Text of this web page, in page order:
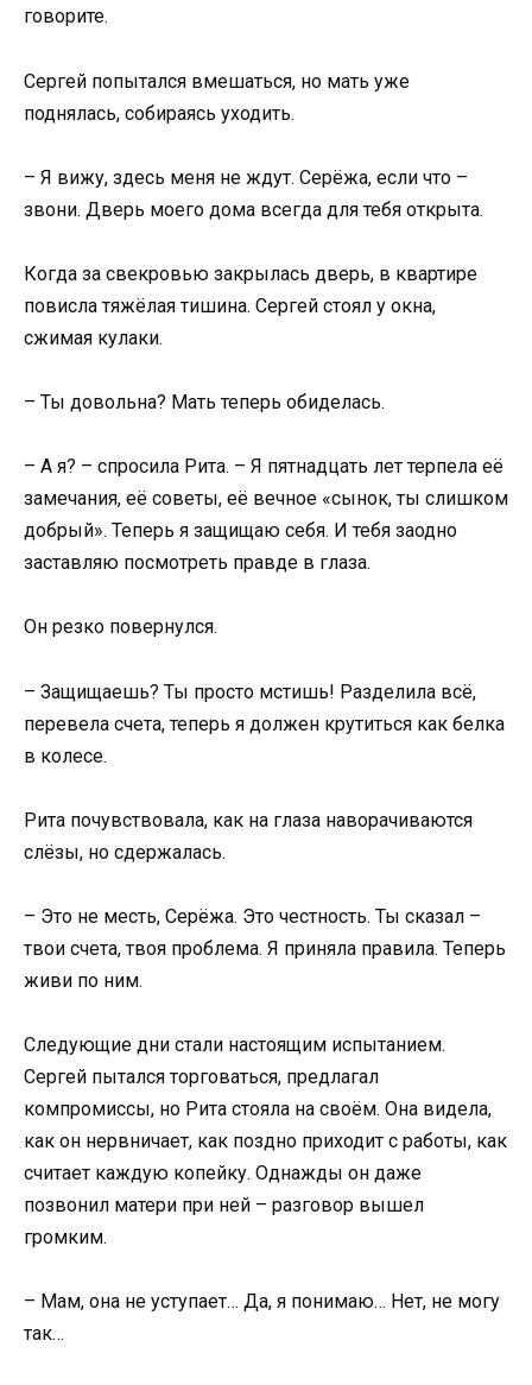
говорите.
Сергей попытался вмешаться, но мать уже
поднялась, собираясь уходить.
– Я вижу, здесь меня не ждут. Серёжа, если что –
звони. Дверь моего дома всегда для тебя открыта.
Когда за свекровью закрылась дверь, в квартире
повисла тяжёлая тишина. Сергей стоял у окна,
сжимая кулаки.
– Ты довольна? Мать теперь обиделась.
– А я? – спросила Рита. – Я пятнадцать лет терпела её
замечания, её советы, её вечное «сынок, ты слишком
добрый». Теперь я защищаю себя. И тебя заодно
заставляю посмотреть правде в глаза.
Он резко повернулся.
– Защищаешь? Ты просто мстишь! Разделила всё,
перевела счета, теперь я должен крутиться как белка
в колесе.
Рита почувствовала, как на глаза наворачиваются
слёзы, но сдержалась.
– Это не месть, Серёжа. Это честность. Ты сказал –
твои счета, твоя проблема. Я приняла правила. Теперь
живи по ним.
Следующие дни стали настоящим испытанием.
Сергей пытался торговаться, предлагал
компромиссы, но Рита стояла на своём. Она видела,
как он нервничает, как поздно приходит с работы, как
считает каждую копейку. Однажды он даже
позвонил матери при ней – разговор вышел
громким.
– Мам, она не уступает… Да, я понимаю… Нет, не могу
так…